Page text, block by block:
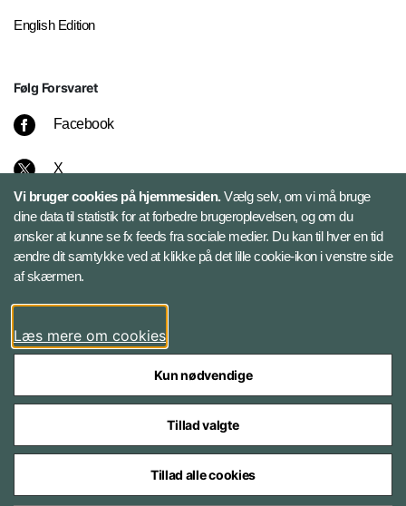
English Edition
Følg Forsvaret
Facebook
X
Instagram
Bluesky
LinkedIn
Styrelser og myndigheder under Forsvarsministeriet
Vi bruger cookies på hjemmesiden.Vælg selv, om vi må bruge
dine data til statistik for at forbedre brugeroplevelsen, og om du
ønsker at kunne se fx feeds fra sociale medier. Du kan til hver en tid
ændre dit samtykke ved at klikke på det lille cookie-ikon i venstre side
af skærmen.
Læs mere om cookies
Kun nødvendige
Tillad valgte
Tillad alle cookies